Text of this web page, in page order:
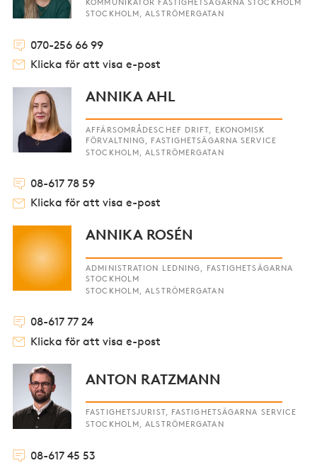
STOCKHOLM, ALSTRÖMERGATAN
070-256 66 99
Klicka för att visa e-post
ANNIKA AHL
AFFÄRSOMRÅDESCHEF DRIFT, EKONOMISK
FÖRVALTNING, FASTIGHETSÄGARNA SERVICE
STOCKHOLM, ALSTRÖMERGATAN
08-617 78 59
Klicka för att visa e-post
ANNIKA ROSÉN
ADMINISTRATION LEDNING, FASTIGHETSÄGARNA
STOCKHOLM
STOCKHOLM, ALSTRÖMERGATAN
08-617 77 24
Klicka för att visa e-post
ANTON RATZMANN
FASTIGHETSJURIST, FASTIGHETSÄGARNA SERVICE
STOCKHOLM, ALSTRÖMERGATAN
08-617 45 53